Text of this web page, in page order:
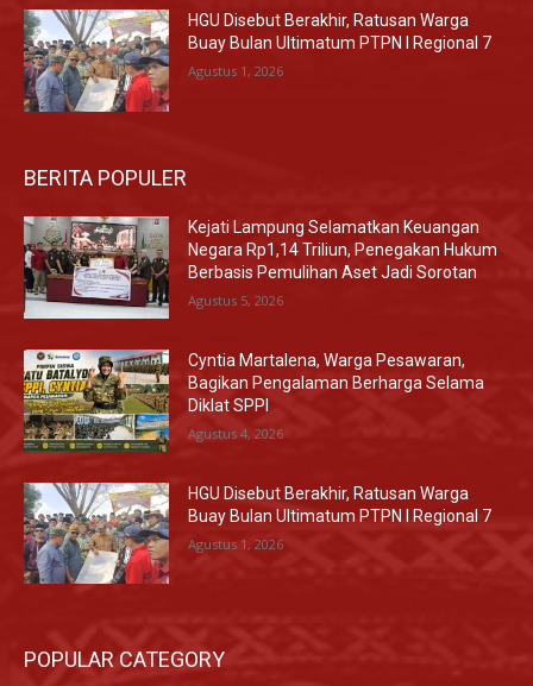
HGU Disebut Berakhir, Ratusan Warga
Buay Bulan Ultimatum PTPN I Regional 7
Agustus 1, 2026
BERITA POPULER
Kejati Lampung Selamatkan Keuangan
Negara Rp1,14 Triliun, Penegakan Hukum
Berbasis Pemulihan Aset Jadi Sorotan
Agustus 5, 2026
Cyntia Martalena, Warga Pesawaran,
Bagikan Pengalaman Berharga Selama
Diklat SPPI
Agustus 4, 2026
HGU Disebut Berakhir, Ratusan Warga
Buay Bulan Ultimatum PTPN I Regional 7
Agustus 1, 2026
POPULAR CATEGORY